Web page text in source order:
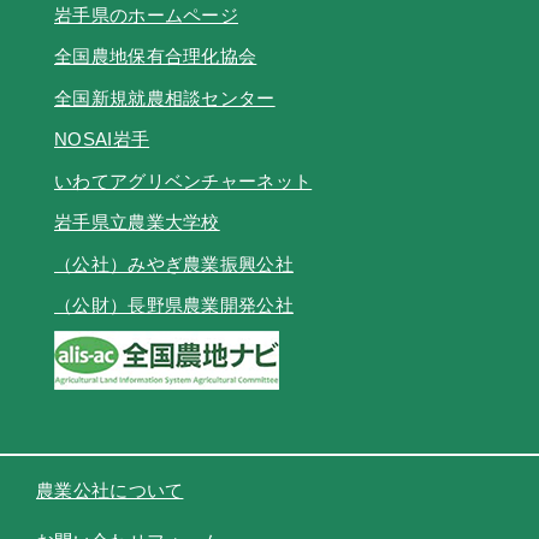
岩手県のホームページ
全国農地保有合理化協会
全国新規就農相談センター
NOSAI岩手
いわてアグリベンチャーネット
岩手県立農業大学校
（公社）みやぎ農業振興公社
（公財）長野県農業開発公社
農業公社について